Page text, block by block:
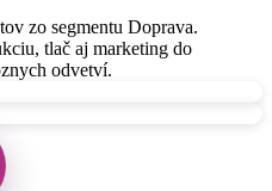
zo segmentu Doprava.
tlač aj marketing do
odvetví.